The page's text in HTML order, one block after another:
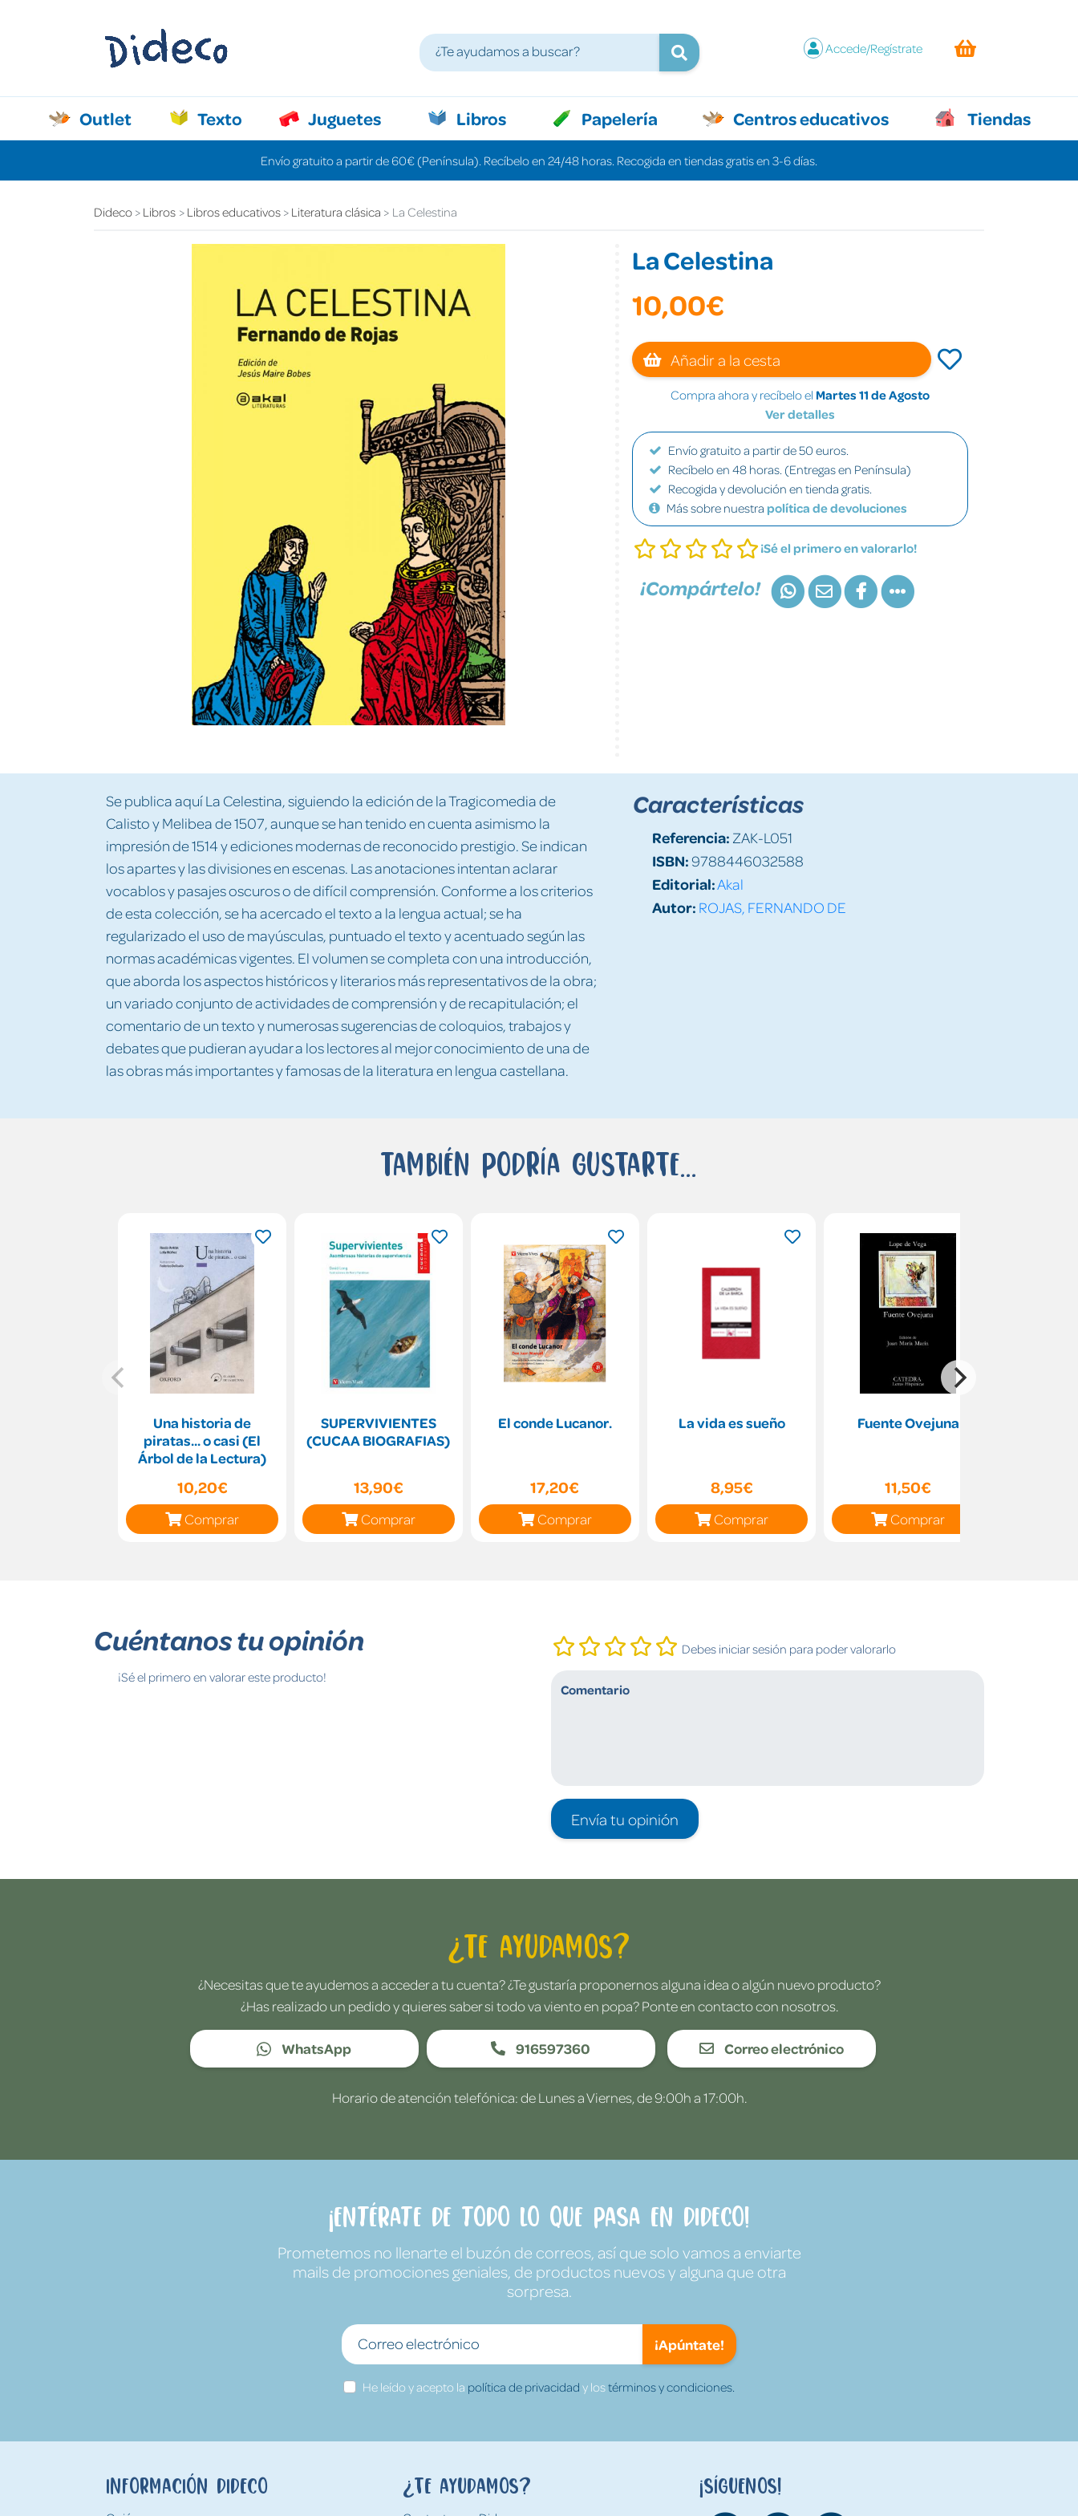
Accede/Regístrate
Outlet Texto Juguetes Libros Papelería Centros educativos Tiendas
Envío gratuito a partir de 60€ (Península). Recíbelo en 24/48 horas. Recogida en tiendas gratis en 3-6 días.
Dideco Libros Libros educativos Literatura clásica La Celestina
La Celestina
10,00€
Añadir a la cesta
Compra ahora y recíbelo el Martes 11 de Agosto
Ver detalles
Envío gratuito a partir de 50 euros.
Recíbelo en 48 horas. (Entregas en Península)
Recogida y devolución en tienda gratis.
Más sobre nuestra política de devoluciones
¡Sé el primero en valorarlo!
¡Compártelo!
Se publica aquí La Celestina, siguiendo la edición de la Tragicomedia de
Calisto y Melibea de 1507, aunque se han tenido en cuenta asimismo la
impresión de 1514 y ediciones modernas de reconocido prestigio. Se indican
los apartes y las divisiones en escenas. Las anotaciones intentan aclarar
vocablos y pasajes oscuros o de difícil comprensión. Conforme a los criterios
de esta colección, se ha acercado el texto a la lengua actual; se ha
regularizado el uso de mayúsculas, puntuado el texto y acentuado según las
normas académicas vigentes. El volumen se completa con una introducción,
que aborda los aspectos históricos y literarios más representativos de la obra;
un variado conjunto de actividades de comprensión y de recapitulación; el
comentario de un texto y numerosas sugerencias de coloquios, trabajos y
debates que pudieran ayudar a los lectores al mejor conocimiento de una de
las obras más importantes y famosas de la literatura en lengua castellana.
Características
Referencia: ZAK-L051
ISBN:9788446032588
Editorial:Akal
Autor: ROJAS, FERNANDO DE
También podría gustarte...
Una historia de
piratas... o casi (El
Árbol de la Lectura)
10,20€
Comprar
SUPERVIVIENTES
(CUCAA BIOGRAFIAS)
13,90€
Comprar
El conde Lucanor.
17,20€
Comprar
La vida es sueño
8,95€
Comprar
Fuente Ovejuna
11,50€
Comprar
Cuéntanos tu opinión
¡Sé el primero en valorar este producto!
Debes iniciar sesión para poder valorarlo
Envía tu opinión
¿Te ayudamos?
¿Necesitas que te ayudemos a acceder a tu cuenta? ¿Te gustaría proponernos alguna idea o algún nuevo producto?
¿Has realizado un pedido y quieres saber si todo va viento en popa? Ponte en contacto con nosotros.
WhatsApp 916597360 Correo electrónico
Horario de atención telefónica: de Lunes a Viernes, de 9:00h a 17:00h.
¡Entérate de todo lo que pasa en Dideco!
Prometemos no llenarte el buzón de correos, así que solo vamos a enviarte
mails de promociones geniales, de productos nuevos y alguna que otra
sorpresa.
¡Apúntate!
He leído y acepto la política de privacidad y lostérminos y condiciones.
Información Dideco ¿Te ayudamos? ¡Síguenos!